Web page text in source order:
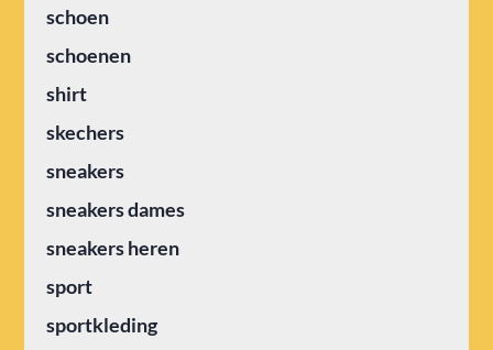
schoen
schoenen
shirt
skechers
sneakers
sneakers dames
sneakers heren
sport
sportkleding